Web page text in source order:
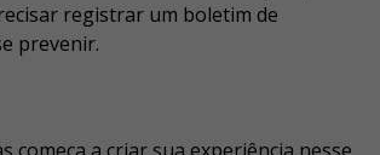
registrar um boletim de
prevenir.